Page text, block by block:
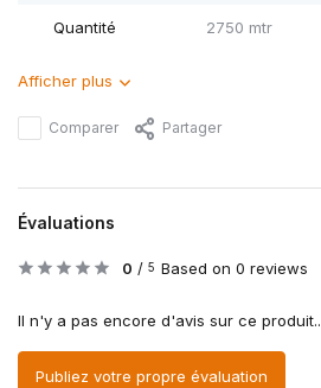
Quantité 2750 mtr
Afficher plus
Comparer Partager
Évaluations
0 / 5 Based on 0 reviews
Il n'y a pas encore d'avis sur ce produit..
Publiez votre propre évaluation